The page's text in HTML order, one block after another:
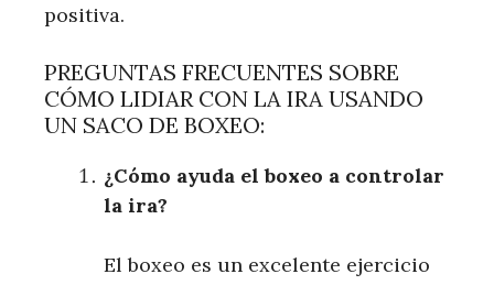
positiva.
PREGUNTAS FRECUENTES SOBRE
CÓMO LIDIAR CON LA IRA USANDO
UN SACO DE BOXEO:
¿Cómo ayuda el boxeo a controlar
la ira?
El boxeo es un excelente ejercicio